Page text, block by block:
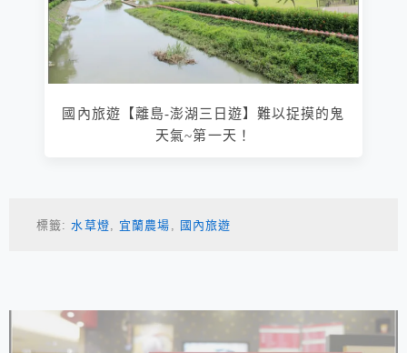
國內旅遊【離島-澎湖三日遊】難以捉摸的鬼
天氣~第一天！
標籤:水草燈, 宜蘭農場 , 國內旅遊
相連文章